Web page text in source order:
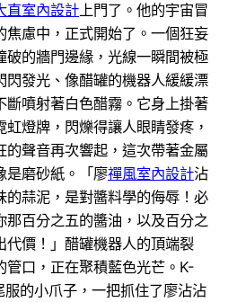
直室內設計 上門了。他的宇宙冒
焦慮中，正式開始了。一個狂妄
破的牆門邊緣，光線一瞬間被極
閃發光、像醋罐的機器人緩緩漂
斷噴射著白色醋霧。它身上掛著
虹燈牌，閃爍得讓人眼睛發疼，
的聲音再次響起，這次帶著金屬
是磨砂紙。「廖禪風室內設計沾
的蒜泥，是對醬料學的侮辱！必
那百分之五的醬油，以及百分之
代價！」醋罐機器人的頂端裂
管口，正在聚積藍色光芒。K-
的小爪子，一把抓住了廖沾沾